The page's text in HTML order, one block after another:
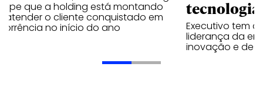
que a holding está montando
atender o cliente conquistado em
no início do ano
tecnologia
Executivo tem
liderança da
inovação e